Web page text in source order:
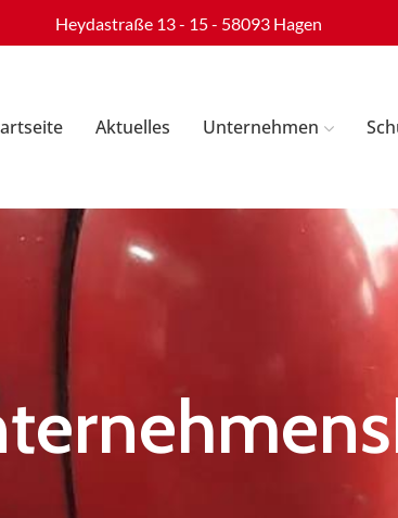
Heydastraße 13 - 15 - 58093 Hagen
Aktuelles Unternehmen